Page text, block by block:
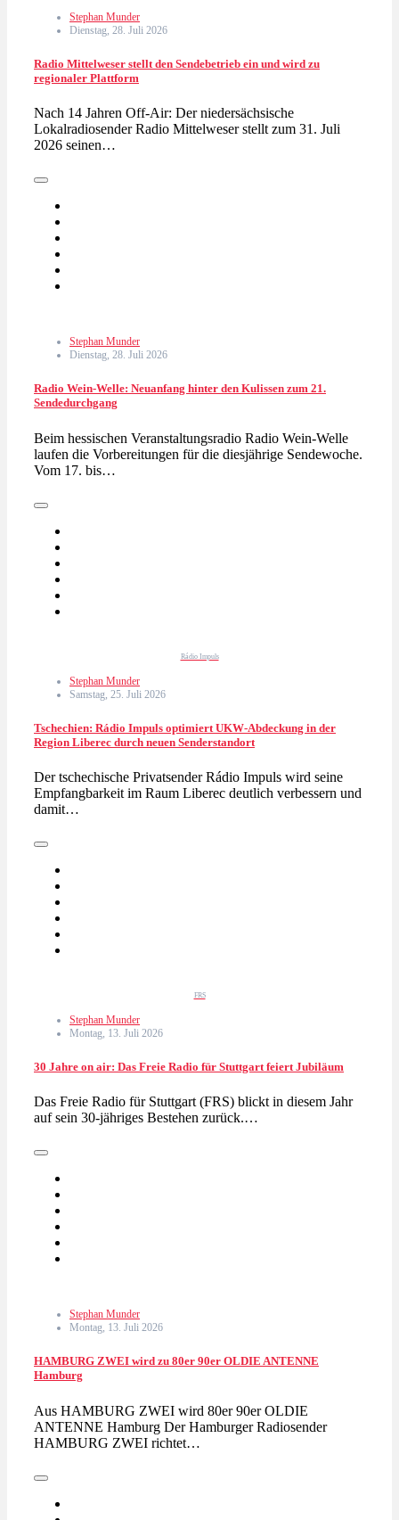
Stephan Munder
Dienstag, 28. Juli 2026
Radio Mittelweser stellt den Sendebetrieb ein und wird zu
regionaler Plattform
Nach 14 Jahren Off-Air: Der niedersächsische
Lokalradiosender Radio Mittelweser stellt zum 31. Juli
2026 seinen…
Stephan Munder
Dienstag, 28. Juli 2026
Radio Wein-Welle: Neuanfang hinter den Kulissen zum 21.
Sendedurchgang
Beim hessischen Veranstaltungsradio Radio Wein-Welle
laufen die Vorbereitungen für die diesjährige Sendewoche.
Vom 17. bis…
Rádio Impuls
Stephan Munder
Samstag, 25. Juli 2026
Tschechien: Rádio Impuls optimiert UKW-Abdeckung in der
Region Liberec durch neuen Senderstandort
Der tschechische Privatsender Rádio Impuls wird seine
Empfangbarkeit im Raum Liberec deutlich verbessern und
damit…
FRS
Stephan Munder
Montag, 13. Juli 2026
30 Jahre on air: Das Freie Radio für Stuttgart feiert Jubiläum
Das Freie Radio für Stuttgart (FRS) blickt in diesem Jahr
auf sein 30-jähriges Bestehen zurück.…
Stephan Munder
Montag, 13. Juli 2026
HAMBURG ZWEI wird zu 80er 90er OLDIE ANTENNE
Hamburg
Aus HAMBURG ZWEI wird 80er 90er OLDIE
ANTENNE Hamburg Der Hamburger Radiosender
HAMBURG ZWEI richtet…